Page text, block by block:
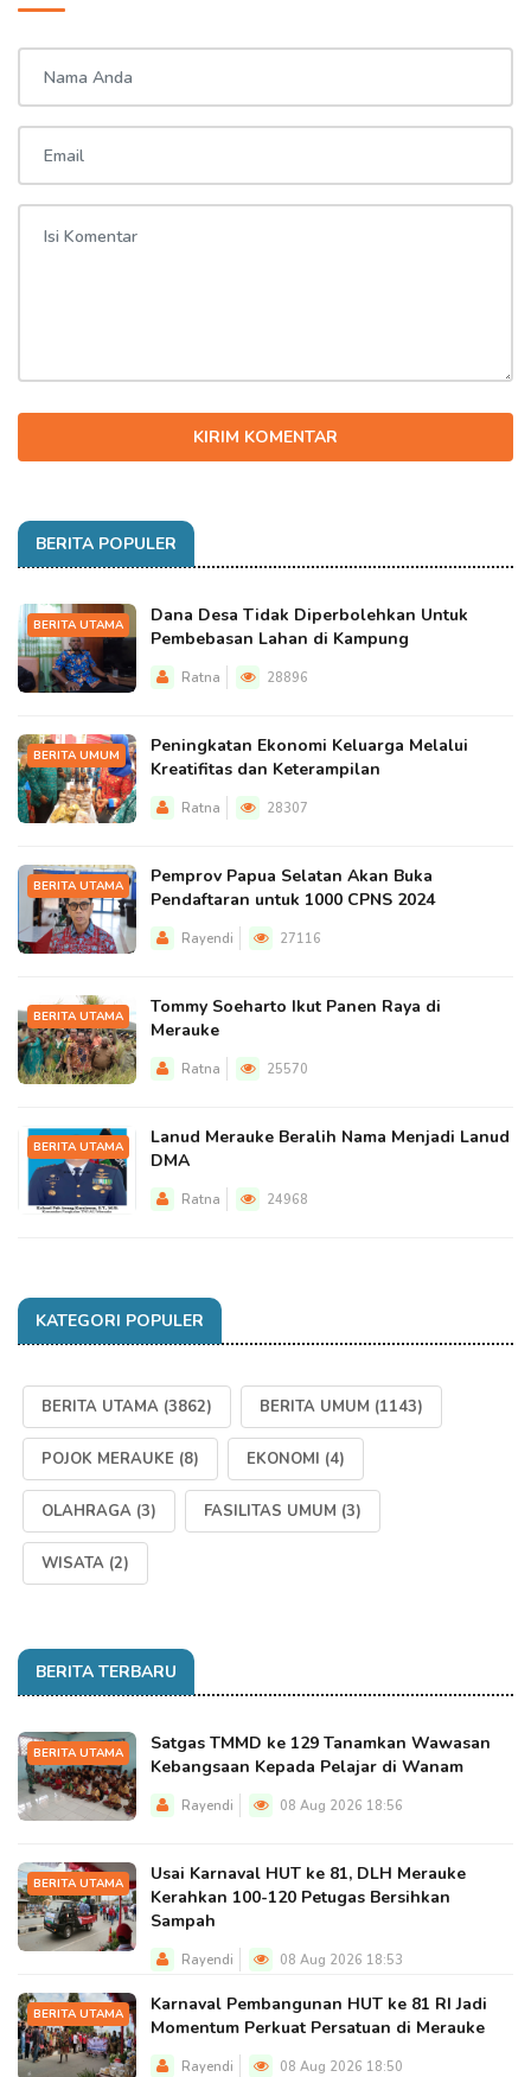
KIRIM KOMENTAR
BERITA POPULER
BERITA UTAMA
Dana Desa Tidak Diperbolehkan Untuk
Pembebasan Lahan di Kampung
Ratna 28896
BERITA UMUM
Peningkatan Ekonomi Keluarga Melalui
Kreatifitas dan Keterampilan
Ratna 28307
BERITA UTAMA
Pemprov Papua Selatan Akan Buka
Pendaftaran untuk 1000 CPNS 2024
Rayendi 27116
BERITA UTAMA
Tommy Soeharto Ikut Panen Raya di
Merauke
Ratna 25570
BERITA UTAMA
Lanud Merauke Beralih Nama Menjadi Lanud
DMA
Ratna 24968
KATEGORI POPULER
BERITA UTAMA (3862) BERITA UMUM (1143)
POJOK MERAUKE (8) EKONOMI (4)
OLAHRAGA (3) FASILITAS UMUM (3)
WISATA (2)
BERITA TERBARU
BERITA UTAMA
Satgas TMMD ke 129 Tanamkan Wawasan
Kebangsaan Kepada Pelajar di Wanam
Rayendi 08 Aug 2026 18:56
BERITA UTAMA
Usai Karnaval HUT ke 81, DLH Merauke
Kerahkan 100-120 Petugas Bersihkan
Sampah
Rayendi 08 Aug 2026 18:53
BERITA UTAMA
Karnaval Pembangunan HUT ke 81 RI Jadi
Momentum Perkuat Persatuan di Merauke
Rayendi 08 Aug 2026 18:50